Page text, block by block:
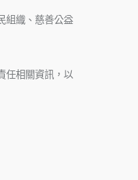
組織、慈善公益
任相關資訊，以